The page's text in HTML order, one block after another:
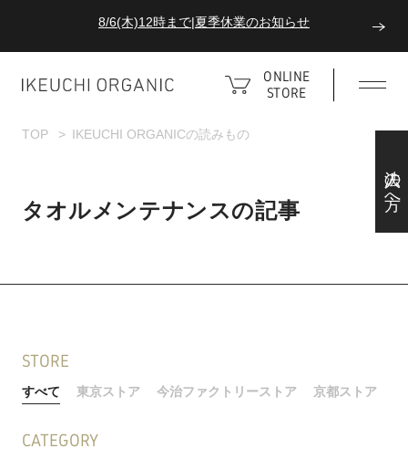
8/6(木)12時まで|夏季休業のお知らせ
ダブルポイント！夏をアクティブに楽しむ夏タオル
8/6(木)12時まで|夏季休業のお知らせ
ONLINE
STORE
法人の方へ
TOP IKEUCHI ORGANICの読みもの
タオルメンテナンスの記事
STORE
すべて 東京ストア 今治ファクトリーストア 京都ストア
CATEGORY